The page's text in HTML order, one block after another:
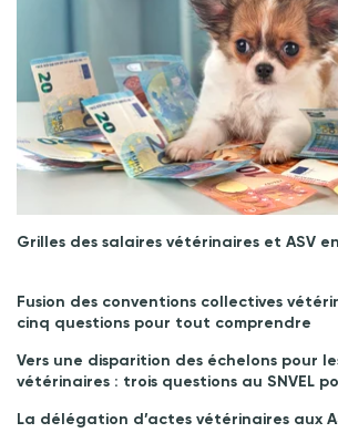
Grilles des salaires vétérinaires et ASV
Fusion des conventions collectives
cinq questions pour tout comprendre
Vers une disparition des échelons pour
vétérinaires : trois questions au SNVEL
La délégation d’actes vétérinaires aux